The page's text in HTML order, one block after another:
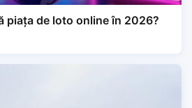
piața de loto online în 2026?